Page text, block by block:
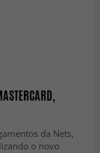
da Nets,
o novo